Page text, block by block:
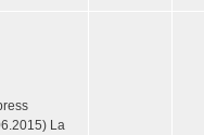
La